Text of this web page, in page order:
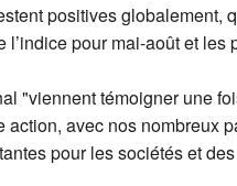
positives globalement,
l’indice pour mai-août et les
"viennent témoigner une
avec nos nombreux
pour les sociétés et des